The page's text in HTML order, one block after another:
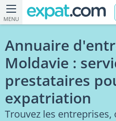
MENU
Annuaire
Moldavie :
prestataires
expatriation
Trouvez les